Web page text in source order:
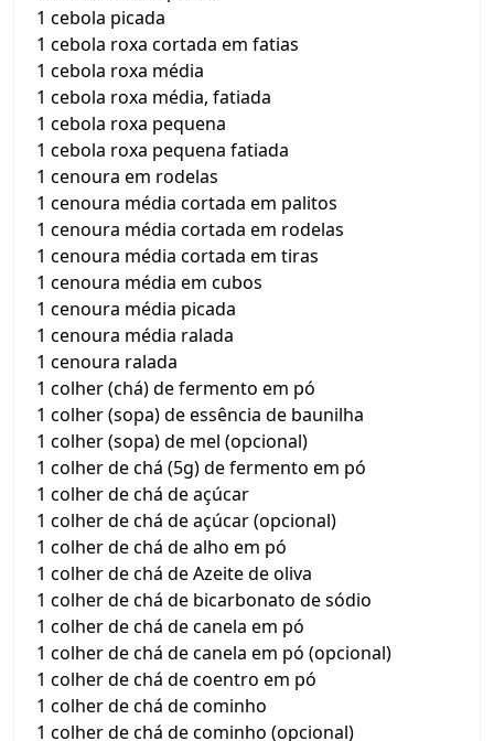
1 cebola picada
1 cebola roxa cortada em fatias
1 cebola roxa média
1 cebola roxa média, fatiada
1 cebola roxa pequena
1 cebola roxa pequena fatiada
1 cenoura em rodelas
1 cenoura média cortada em palitos
1 cenoura média cortada em rodelas
1 cenoura média cortada em tiras
1 cenoura média em cubos
1 cenoura média picada
1 cenoura média ralada
1 cenoura ralada
1 colher (chá) de fermento em pó
1 colher (sopa) de essência de baunilha
1 colher (sopa) de mel (opcional)
1 colher de chá (5g) de fermento em pó
1 colher de chá de açúcar
1 colher de chá de açúcar (opcional)
1 colher de chá de alho em pó
1 colher de chá de Azeite de oliva
1 colher de chá de bicarbonato de sódio
1 colher de chá de canela em pó
1 colher de chá de canela em pó (opcional)
1 colher de chá de coentro em pó
1 colher de chá de cominho
1 colher de chá de cominho (opcional)